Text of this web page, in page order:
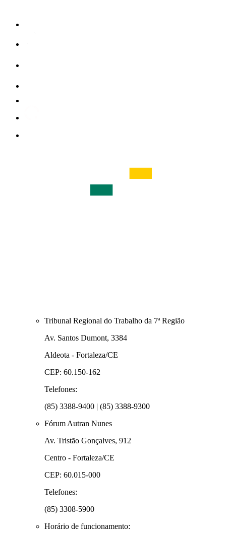
Tribunal Regional do Trabalho da 7ª Região
Av. Santos Dumont, 3384
Aldeota - Fortaleza/CE
CEP: 60.150-162
Telefones:
(85) 3388-9400 | (85) 3388-9300
Fórum Autran Nunes
Av. Tristão Gonçalves, 912
Centro - Fortaleza/CE
CEP: 60.015-000
Telefones:
(85) 3308-5900
Horário de funcionamento: